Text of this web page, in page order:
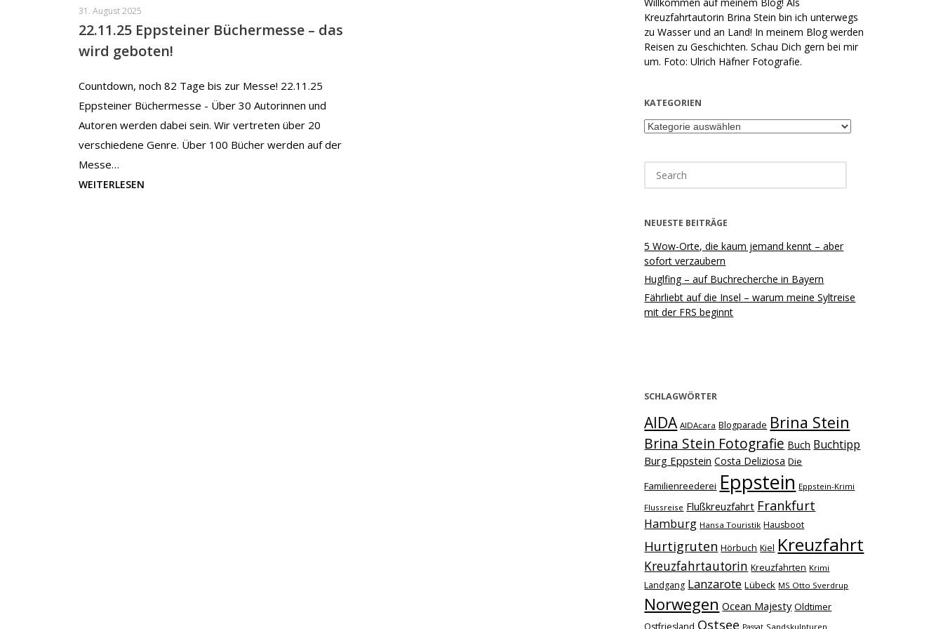
31. August 2025
22.11.25 Eppsteiner Büchermesse – das
wird geboten!
Countdown, noch 82 Tage bis zur Messe! 22.11.25
Eppsteiner Büchermesse - Über 30 Autorinnen und
Autoren werden dabei sein. Wir vertreten über 20
verschiedene Genre. Über 100 Bücher werden auf der
Messe…
WEITERLESEN
Willkommen auf meinem Blog! Als
Kreuzfahrtautorin Brina Stein bin ich unterwegs
zu Wasser und an Land! In meinem Blog werden
Reisen zu Geschichten. Schau Dich gern bei mir
um. Foto: Ulrich Häfner Fotografie.
KATEGORIEN
Kategorien
for:
NEUESTE BEITRÄGE
5 Wow-Orte, die kaum jemand kennt – aber
sofort verzaubern
Huglfing – auf Buchrecherche in Bayern
Fährliebt auf die Insel – warum meine Syltreise
mit der FRS beginnt
SCHLAGWÖRTER
AIDA AIDAcara Blogparade Brina Stein
Brina Stein Fotografie Buch Buchtipp
Burg Eppstein Costa Deliziosa Die
Familienreederei Eppstein Eppstein-Krimi
Flussreise Flußkreuzfahrt Frankfurt
Hamburg Hansa Touristik Hausboot
Hurtigruten Hörbuch Kiel Kreuzfahrt
Kreuzfahrtautorin Kreuzfahrten Krimi
Landgang Lanzarote Lübeck MS Otto Sverdrup
Norwegen Ocean Majesty Oldtimer
Ostsee Passat Sandskulpturen